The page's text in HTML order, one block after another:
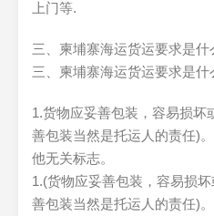
上门等.
三、柬埔寨海运货运要求是什
三、柬埔寨海运货运要求是什
1.货物应妥善包装，容易损坏
善包装当然是托运人的责任)
他无关标志。
1.(货物应妥善包装，容易损
善包装当然是托运人的责任)